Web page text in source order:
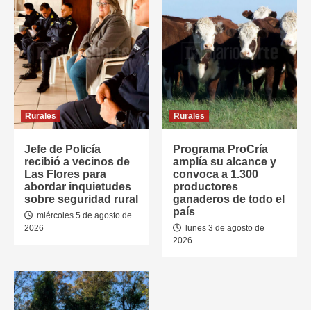
Rurales
Jefe de Policía
recibió a vecinos de
Las Flores para
abordar inquietudes
sobre seguridad rural
miércoles 5 de agosto de
2026
Rurales
Programa ProCría
amplía su alcance y
convoca a 1.300
productores
ganaderos de todo el
país
lunes 3 de agosto de
2026